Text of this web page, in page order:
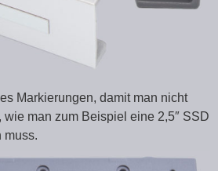
Markierungen, damit man nicht
wie man zum Beispiel eine 2,5″ SSD
muss.